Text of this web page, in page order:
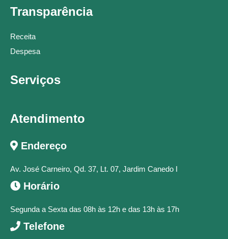
Transparência
Receita
Despesa
Serviços
Atendimento
Endereço
Av. José Carneiro, Qd. 37, Lt. 07, Jardim Canedo I
Horário
Segunda a Sexta das 08h às 12h e das 13h às 17h
Telefone